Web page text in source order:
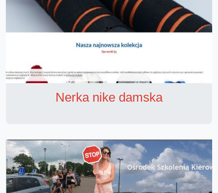
Nerka nike damska